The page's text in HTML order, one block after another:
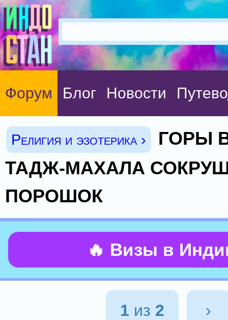
Форум Блог Новости
Религия и эзотерика ›
ГОРЫ
ТАДЖ-МАХАЛА
ПОРОШОК
🔥 Визы в
1 из 2 ›